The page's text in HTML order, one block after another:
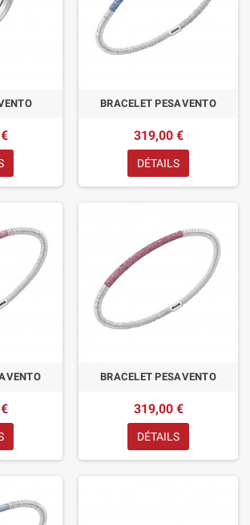
BRACELET PESAVENTO
319,00 €
DÉTAILS
BRACELET PESAVENTO
319,00 €
DÉTAILS